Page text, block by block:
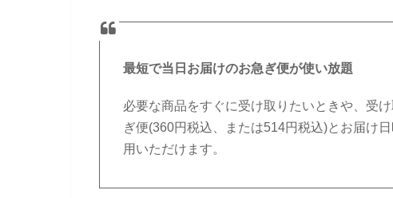
最短で当日お届けのお急ぎ便が使い放題
必要な商品をすぐに受け取りたいときや、受
ぎ便(360円税込、または514円税込)とお届け
用いただけます。